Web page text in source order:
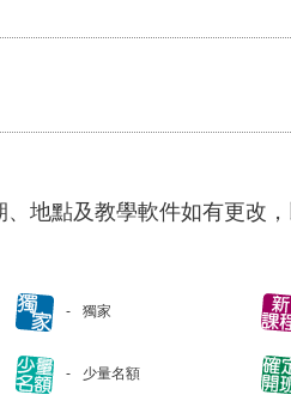
、地點及教學軟件如有更改
獨家
少量名額